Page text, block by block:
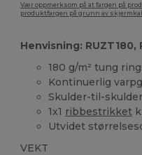
Vær oppmerksom på at fargen på
produktfargen på grunn av
Henvisning: RUZT180,
180 g/m² tung
Kontinuerlig
Skulder-til-
1x1 ribbestrikket
Utvidet
VEKT